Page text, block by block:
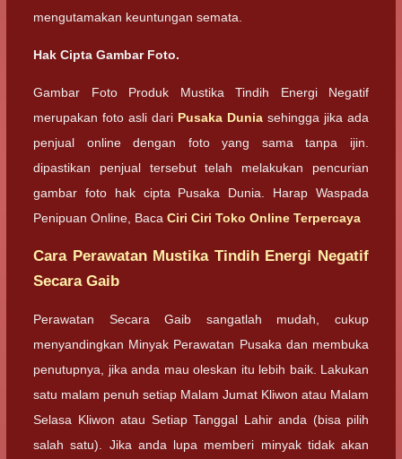
mengutamakan keuntungan semata.
Hak Cipta Gambar Foto.
Gambar Foto Produk Mustika Tindih Energi Negatif
merupakan foto asli dari Pusaka Dunia sehingga jika ada
penjual online dengan foto yang sama tanpa ijin.
dipastikan penjual tersebut telah melakukan pencurian
gambar foto hak cipta Pusaka Dunia. Harap Waspada
Penipuan Online, Baca Ciri Ciri Toko Online Terpercaya
Cara Perawatan Mustika Tindih Energi Negatif
Secara Gaib
Perawatan Secara Gaib sangatlah mudah, cukup
menyandingkan Minyak Perawatan Pusaka dan membuka
penutupnya, jika anda mau oleskan itu lebih baik. Lakukan
satu malam penuh setiap Malam Jumat Kliwon atau Malam
Selasa Kliwon atau Setiap Tanggal Lahir anda (bisa pilih
salah satu). Jika anda lupa memberi minyak tidak akan